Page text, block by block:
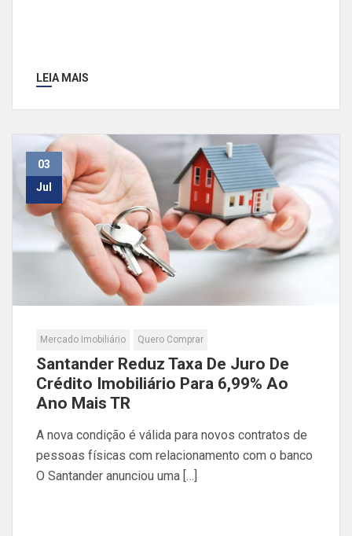
LEIA MAIS
03
Jul
Mercado Imobiliário Quero Comprar
Santander Reduz Taxa De Juro De
Crédito Imobiliário Para 6,99% Ao
Ano Mais TR
A nova condição é válida para novos contratos de
pessoas físicas com relacionamento com o banco
O Santander anunciou uma […]